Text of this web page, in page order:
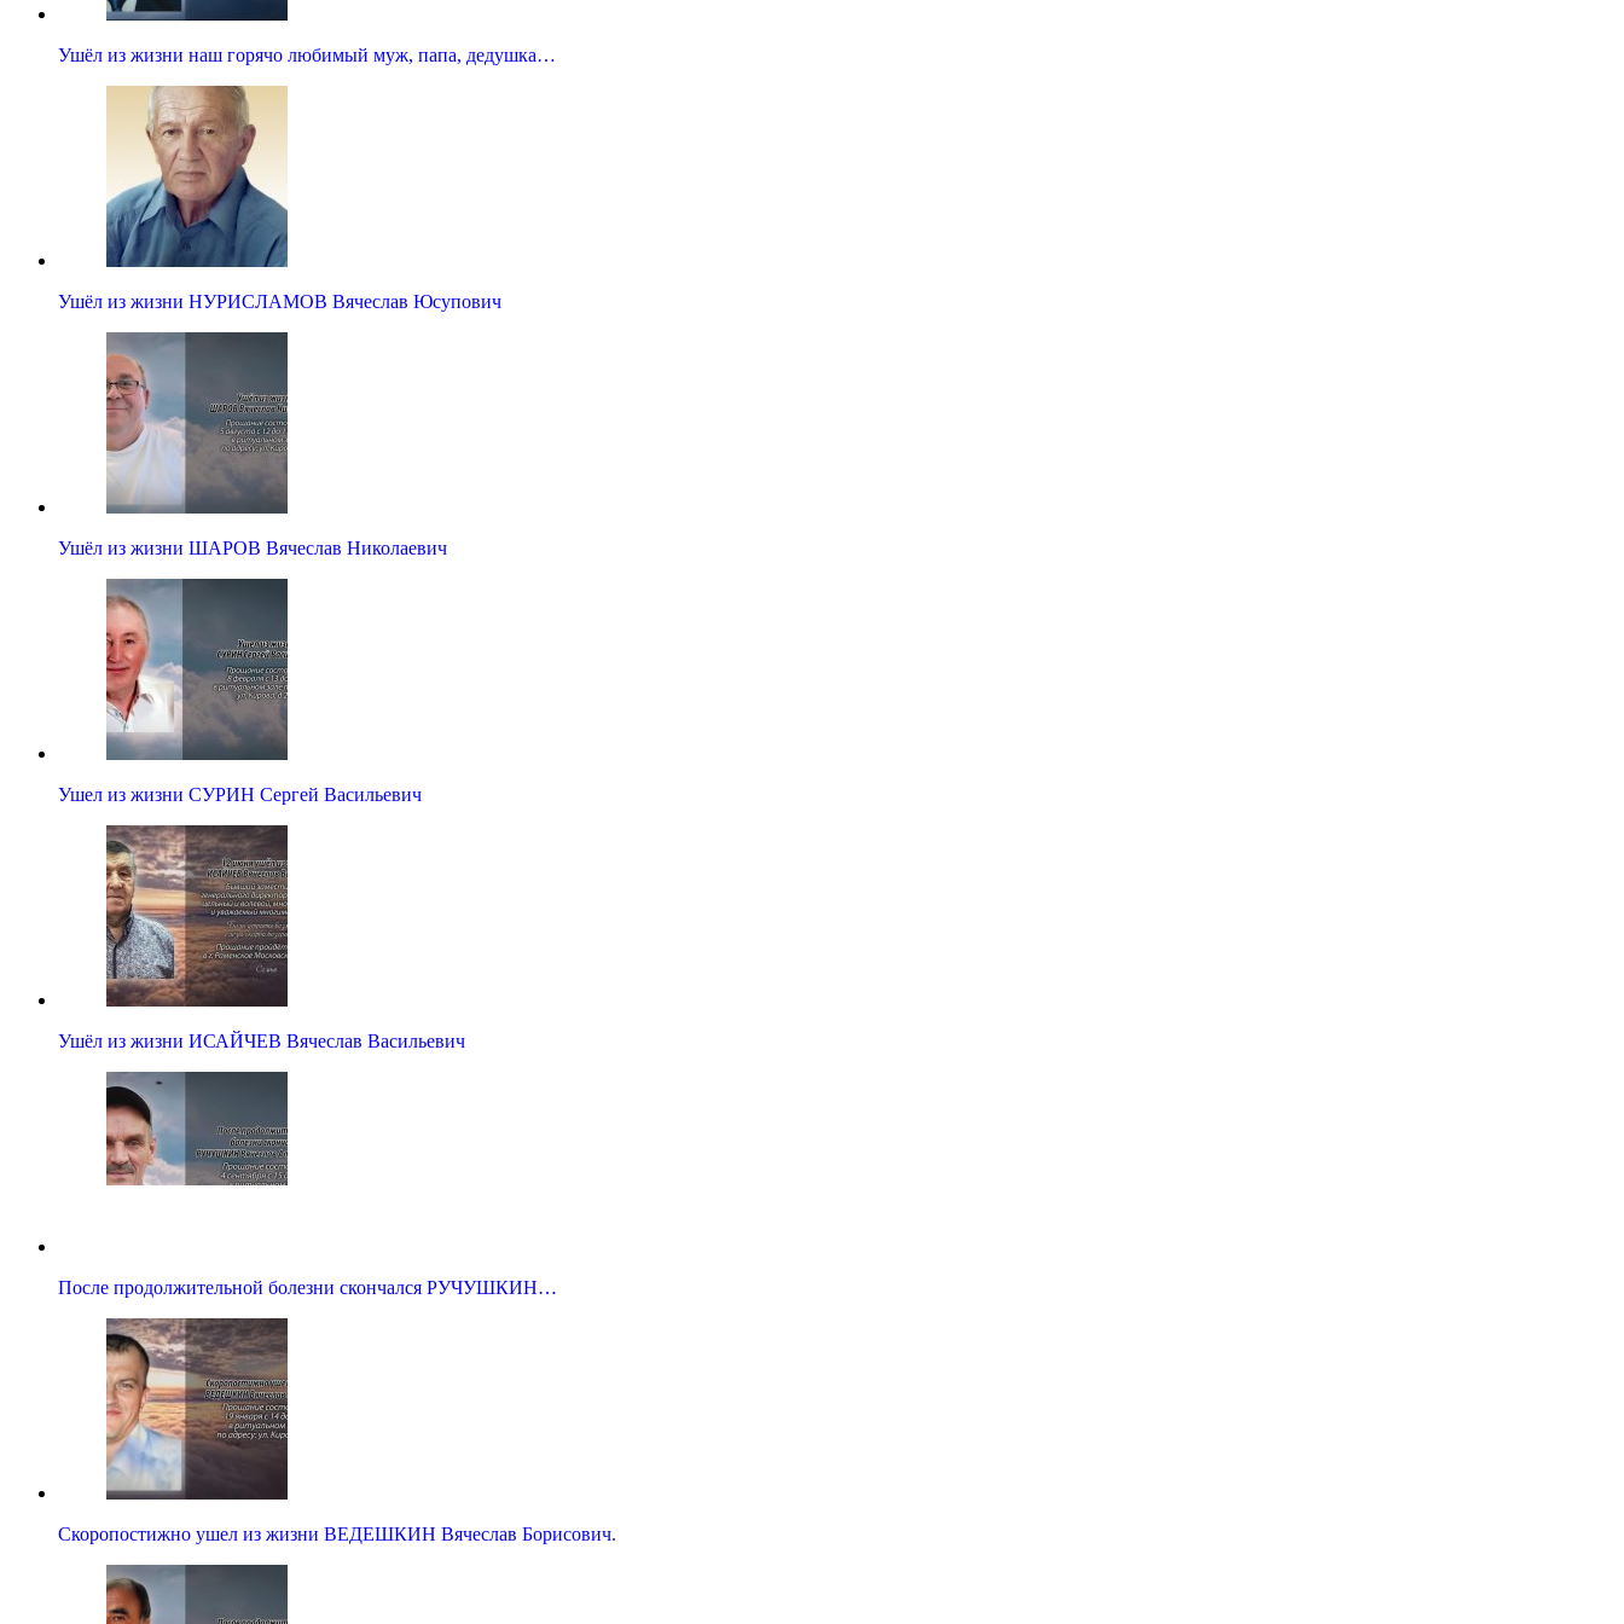
Ушёл из жизни наш горячо любимый муж, папа, дедушка…
Ушёл из жизни НУРИСЛАМОВ Вячеслав Юсупович
Ушёл из жизни ШАРОВ Вячеслав Николаевич
Ушел из жизни СУРИН Сергей Васильевич
Ушёл из жизни ИСАЙЧЕВ Вячеслав Васильевич
После продолжительной болезни скончался РУЧУШКИН…
Скоропостижно ушел из жизни ВЕДЕШКИН Вячеслав Борисович.